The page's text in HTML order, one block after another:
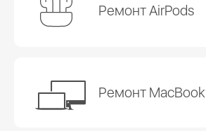
Ремонт AirPods
Ремонт MacBook